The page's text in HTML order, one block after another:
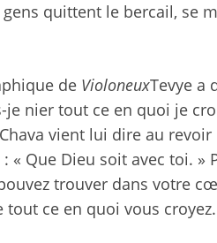
quittent le bercail, se
de VioloneuxTevye a
je nier tout ce en quoi je
vient lui dire au revoir
« Que Dieu soit avec toi. »
trouver dans votre
ce en quoi vous croyez.